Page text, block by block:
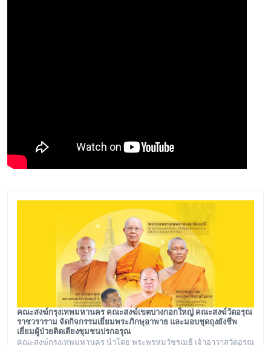
คณะสงฆ์กรุงเทพมหานคร คณะสงฆ์เขตบางกอกใหญ่ คณะสงฆ์วัดอรุณ
ราชวราราม จัดกิจกรรมเยี่ยมพระภิกษุอาพาธ และมอบชุดถุงยังชีพ
เยี่ยมผู้ป่วยติดเตียงชุมชนปรกอรุณ
คณะสงฆ์กรุงเทพมหานคร นำโดย พระพรหมวัชรเมธี เจ้าอาวาสวัดอรุณ